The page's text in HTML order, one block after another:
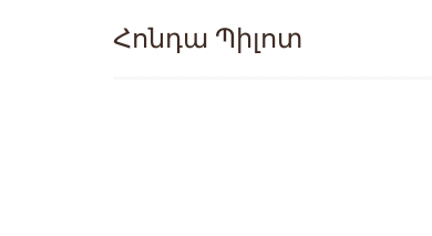
Հոնդա Պիլոտ